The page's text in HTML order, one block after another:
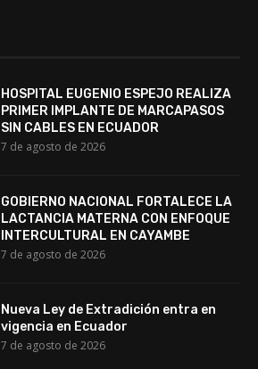
HOSPITAL EUGENIO ESPEJO REALIZA
PRIMER IMPLANTE DE MARCAPASOS
SIN CABLES EN ECUADOR
7 de agosto de 2026
GOBIERNO NACIONAL FORTALECE LA
LACTANCIA MATERNA CON ENFOQUE
INTERCULTURAL EN CAYAMBE
7 de agosto de 2026
Nueva Ley de Extradición entra en
vigencia en Ecuador
7 de agosto de 2026